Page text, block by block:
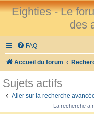
Eighties - Le
des
FAQ
Accueil du forum
Sujets actifs
Aller sur la recherche
La recherche a